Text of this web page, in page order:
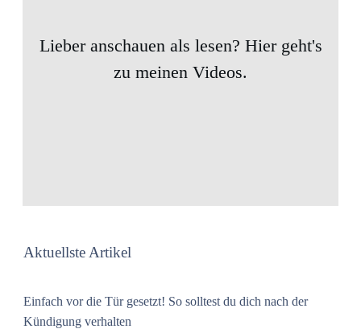
Lieber anschauen als lesen? Hier geht's
zu meinen Videos.
Aktuellste Artikel
Einfach vor die Tür gesetzt! So solltest du dich nach der
Kündigung verhalten